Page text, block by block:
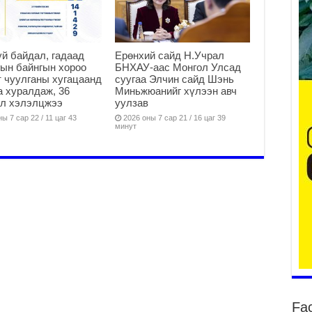
байдал, гадаад
байнгын хороо
чуулганы хугацаанд
хуралдаж, 36
хэлэлцжээ
7 сар 22 / 11 цаг 43
Ерөнхий сайд Н.Учрал
БНХАУ-аас Монгол Улсад
суугаа Элчин сайд Шэнь
Миньжюанийг хүлээн авч
уулзав
2026 оны 7 сар 21 / 16 цаг 39
минут